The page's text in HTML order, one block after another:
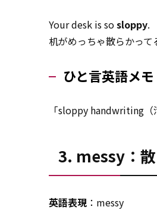
Your desk is sosloppy.
机がめっちゃ散らかって
ひと言英語メモ
「sloppy handwriting（
3. messy：
英語表現 ：messy